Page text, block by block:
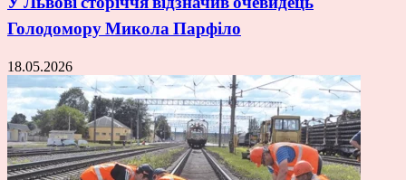
Голодомору Микола Парфіло
18.05.2026